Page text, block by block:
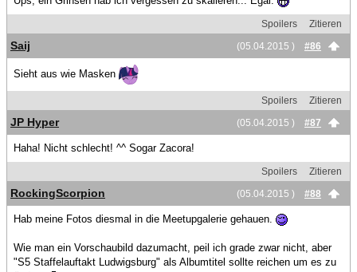
Spoilers
Zitieren
(05.04.2015 )
#86
Saij
Sieht aus wie Masken
Spoilers
Zitieren
(05.04.2015 )
#87
JP Hyper
Haha! Nicht schlecht! ^^ Sogar Zacora!
Spoilers
Zitieren
(05.04.2015 )
#88
RockingScorpion
Hab meine Fotos diesmal in die Meetupgalerie gehauen.
Wie man ein Vorschaubild dazumacht, peil ich grade zwar nicht, aber
"S5 Staffelauftakt Ludwigsburg" als Albumtitel sollte reichen um es zu